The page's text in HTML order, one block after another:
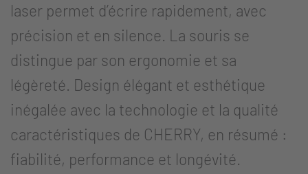
laser permet d’écrire rapidement, avec
précision et en silence. La souris se
distingue par son ergonomie et sa
légèreté. Design élégant et esthétique
inégalée avec la technologie et la qualité
caractéristiques de CHERRY, en résumé :
fiabilité, performance et longévité.